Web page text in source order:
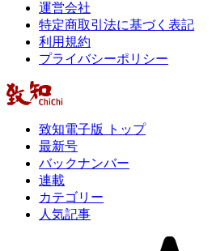
運営会社
特定商取引法に基づく表記
利用規約
プライバシーポリシー
致知電子版 トップ
最新号
バックナンバー
連載
カテゴリー
人気記事